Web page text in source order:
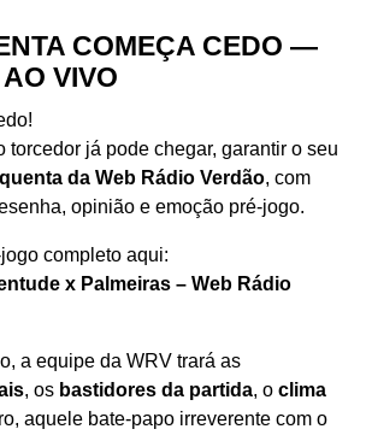
COMEÇA CEDO —
VIVO
torcedor já pode chegar, garantir o seu
da Web Rádio Verdão, com
opinião e emoção pré-jogo.
completo aqui:
x Palmeiras – Web Rádio
a equipe da WRV trará as
, os bastidores da partida, o clima
aquele bate-papo irreverente com o